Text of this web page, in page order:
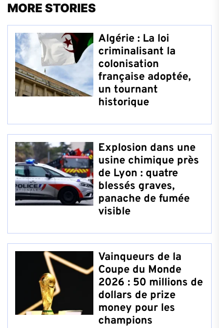
MORE STORIES
Algérie : La loi
criminalisant la
colonisation
française adoptée,
un tournant
historique
Explosion dans une
usine chimique près
de Lyon : quatre
blessés graves,
panache de fumée
visible
Vainqueurs de la
Coupe du Monde
2026 : 50 millions de
dollars de prize
money pour les
champions